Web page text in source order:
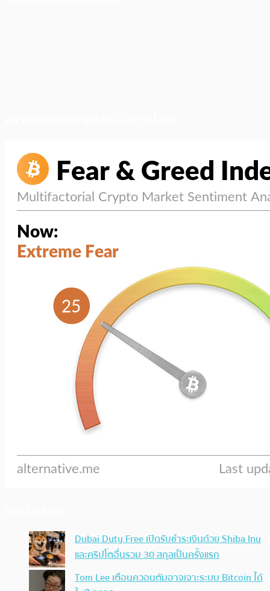
Dubai Duty Free เปิดรับชำระเงินด้วย Shiba Inu
และคริปโตอื่นรวม 30 สกุลเป็นครั้งแรก
Tom Lee เตือนควอนตัมอาจเจาะระบบ Bitcoin ได้